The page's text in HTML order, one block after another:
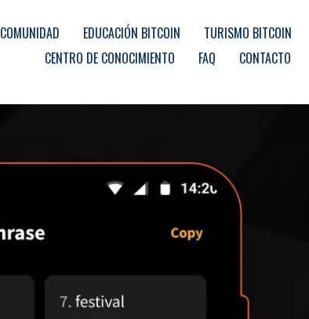
COMUNIDAD EDUCACIÓN BITCOIN TURISMO BITCOIN
CENTRO DE CONOCIMIENTO
FAQ CONTACTO